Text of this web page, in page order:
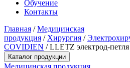
Обучение
Контакты
Главная /Медицинская
продукция / Хирургия /
COVIDIEN /LLETZ электрод-
Каталог продукции
Медицинская продукция